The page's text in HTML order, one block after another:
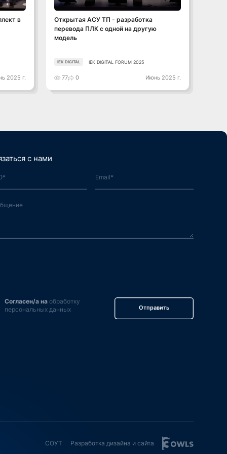
в
2025 г.
Открытая АСУ ТП - разработка
перевода ПЛК с одной на другую
модель
IEK DIGITAL IEK DIGITAL FORUM 2025
77 0 Июнь 2025 г.
с нами
Согласен/а наобработку
персональных данных
Отправить
СОУТ Разработка дизайна и сайта